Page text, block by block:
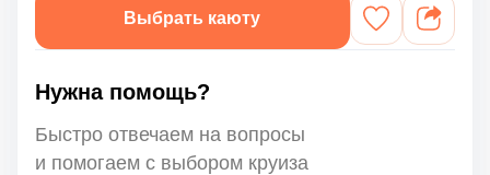
Выбрать каюту
Нужна помощь?
Быстро отвечаем на вопросы
и помогаем с выбором круиза